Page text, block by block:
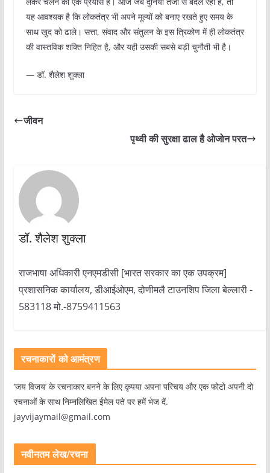
यह आवश्यक है कि लोकतंत्र भी अपने मूल्यों को बनाए रखते हुए समय के
साथ खुद को ढाले। सत्ता, संवाद और संतुलन के इस त्रिकोण में ही लोकतंत्र
की वास्तविक शक्ति निहित है, और यही उसकी सबसे बड़ी चुनौती भी है।
— डॉ. शैलेश शुक्ला
जीवन
पृथ्वी की सुरक्षा ढाल है ओजोन परत
डॉ. शैलेश शुक्ला
राजभाषा अधिकारी एनएमडीसी [भारत सरकार का एक उपक्रम]
प्रशासनिक कार्यालय, डीआईओएम, दोणीमलै टाउनशिप जिला बेल्लारी -
583118 मो.-8759411563
रचनाकारों को आमंत्रण
‘जय विजय’ के रचनाकार बनने के लिए कृपया अपना परिचय और एक फोटो अपनी दो
रचनाओं के साथ निम्नलिखित ईमेल पते पर हमें भेज दें.
jayvijaymail@gmail.com
नवीनतम लेख/रचना